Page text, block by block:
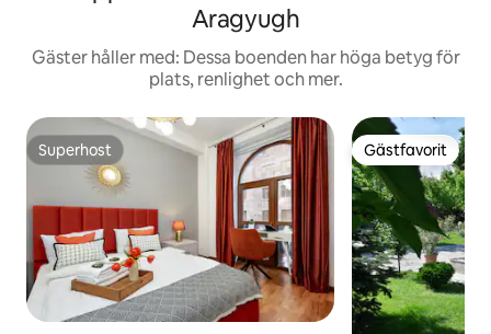
Aragyugh
Gäster håller med: Dessa boenden har höga betyg för
plats, renlighet och mer.
Superhost
Superhost Gästfavorit
Gästfavorit